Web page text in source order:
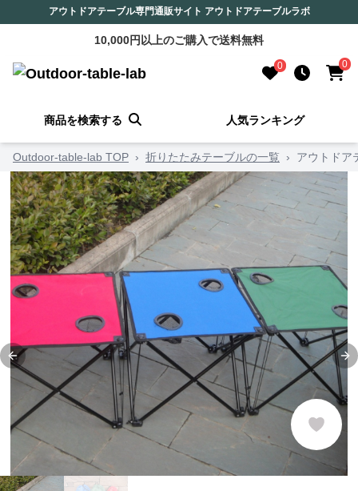
アウトドアテーブル専門通販サイト アウトドアテーブルラボ
10,000円以上のご購入で送料無料
0 0
商品を検索する 人気ランキング
Outdoor-table-lab TOP › 折りたたみテーブルの一覧 › アウトドア
Previous slide